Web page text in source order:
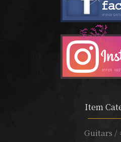
Item
Guitars /